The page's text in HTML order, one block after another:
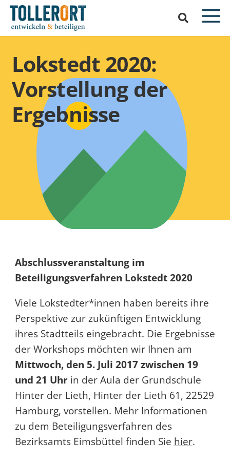
Lokstedt 2020:
Vorstellung der
Ergebnisse
Abschlussveranstaltung im
Beteiligungsverfahren Lokstedt 2020
Viele Lokstedter*innen haben bereits ihre
Perspektive zur zukünftigen Entwicklung
ihres Stadtteils eingebracht. Die Ergebnisse
der Workshops möchten wir Ihnen am
Mittwoch, den 5. Juli 2017 zwischen 19
und 21 Uhrin der Aula der Grundschule
Hinter der Lieth, Hinter der Lieth 61, 22529
Hamburg, vorstellen. Mehr Informationen
zu dem Beteiligungsverfahren des
Bezirksamts Eimsbüttel finden Sie hier.